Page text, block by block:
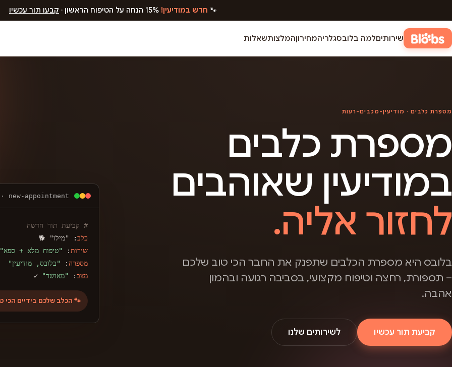
🐾 חדש במודיעין! קבעו תור עכשיו
שירותיםלמה בלובסגלריהמחירוןהמלצותשאלות
מספרת כלבים · מודיעין-מכבים-רעות
מספרת כלבים
במודיעין שאוהבים
לחזור אליה.
בלובס היא מספרת הכלבים שתפנק את החבר הכי טוב שלכם
– תספורת, רחצה וטיפוח מקצועי, בסביבה רגועה ובהמון
אהבה.
קביעת תור עכשיו לשירותים שלנו
new-appointment
# קביעת תור חדשה
כלב: "מילו" 🐕
שירות : "טיפוח מלא + ספא"
מספרה: "בלובס, מודיעין"
מצב: "מאושר" ✓
🐾 הכלב שלכם בידיים הכי